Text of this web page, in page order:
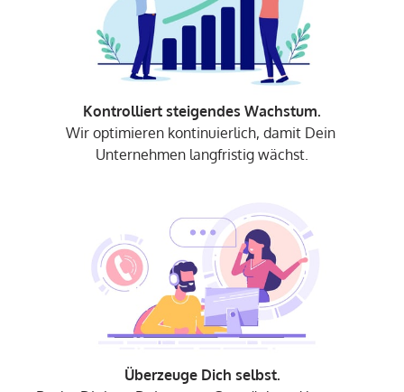
Wir optimieren kontinuierlich, damit Dein
Unternehmen langfristig wächst.
Überzeuge Dich selbst.